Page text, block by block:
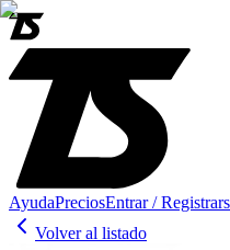
AyudaPreciosEntrar /
Volver al listado